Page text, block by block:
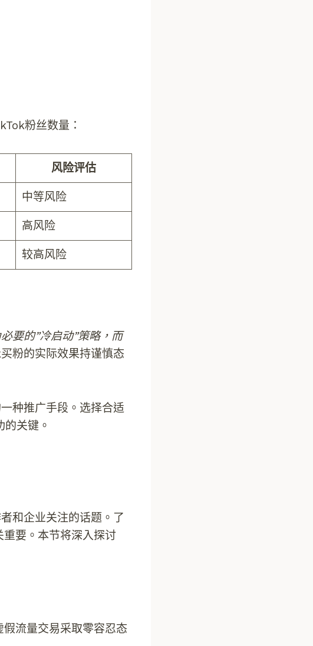
粉丝数量：
风险评估
中等风险
高风险
较高风险
要的”冷启动”策略，而
粉的实际效果持谨慎态
种推广手段。选择合适
关键。
和企业关注的话题。了
要。本节将深入探讨
流量交易采取零容忍态